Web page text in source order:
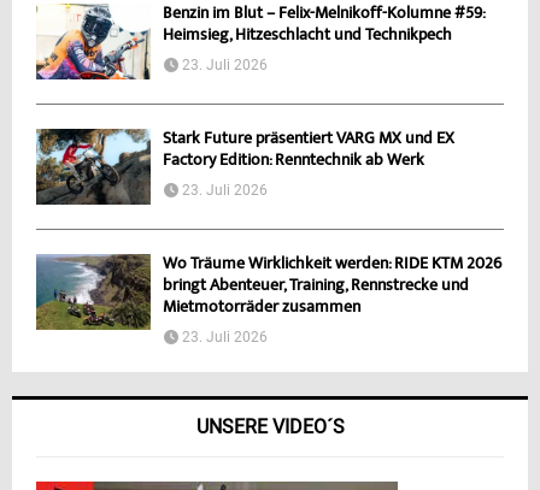
Benzin im Blut – Felix-Melnikoff-Kolumne #59:
Heimsieg, Hitzeschlacht und Technikpech
23. Juli 2026
Stark Future präsentiert VARG MX und EX
Factory Edition: Renntechnik ab Werk
23. Juli 2026
Wo Träume Wirklichkeit werden: RIDE KTM 2026
bringt Abenteuer, Training, Rennstrecke und
Mietmotorräder zusammen
23. Juli 2026
UNSERE VIDEO´S